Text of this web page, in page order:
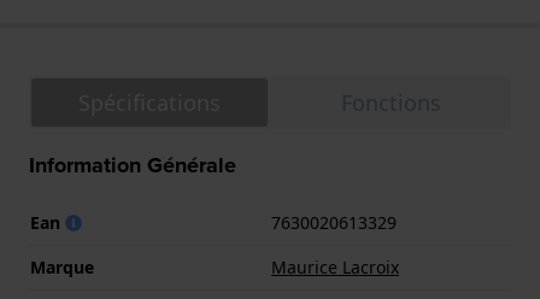
Information Générale
Ean
7630020613329
Marque
Maurice Lacroix